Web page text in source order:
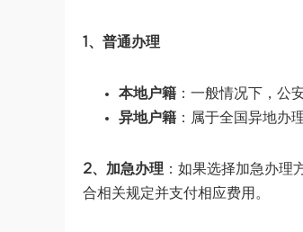
1、普通办理
本地户籍 ：一般情况下，公
异地户籍 ：属于全国异地办
2、加急办理 ：如果选择加急办
合相关规定并支付相应费用。